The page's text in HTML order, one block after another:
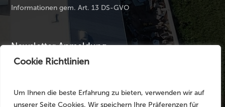
Cookie Richtlinien
Um Ihnen die beste Erfahrung zu bieten, verwenden wir auf
unserer Seite Cookies. Wir speichern Ihre Präferenzen für
Informationen gem. Art. 13 DS-GVO
Newsletter Anmeldung